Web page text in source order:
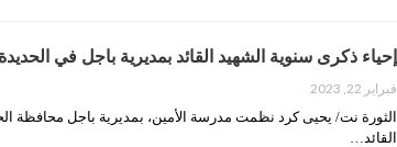
إحياء ذكرى سنوية الشهيد القائد بمديرية باجل في الحديدة
فبراير 22, 2023
الثورة نت/ يحيى كرد نظمت مدرسة الأمين، بمديرية باجل محافظة
القائد…